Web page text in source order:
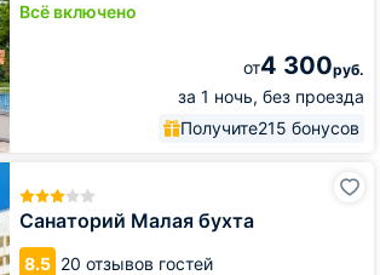
Всё включено
от4 300руб.
за 1 ночь, без проезда
Получите215 бонусов
Санаторий Малая бухта
8.5 20 отзывов гостей